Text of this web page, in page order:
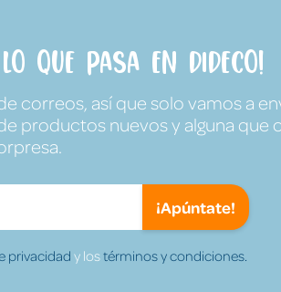
que pasa en Dideco!
correos, así que solo vamos a
productos nuevos y alguna que
¡Apúntate!
privacidady lostérminos y condiciones.